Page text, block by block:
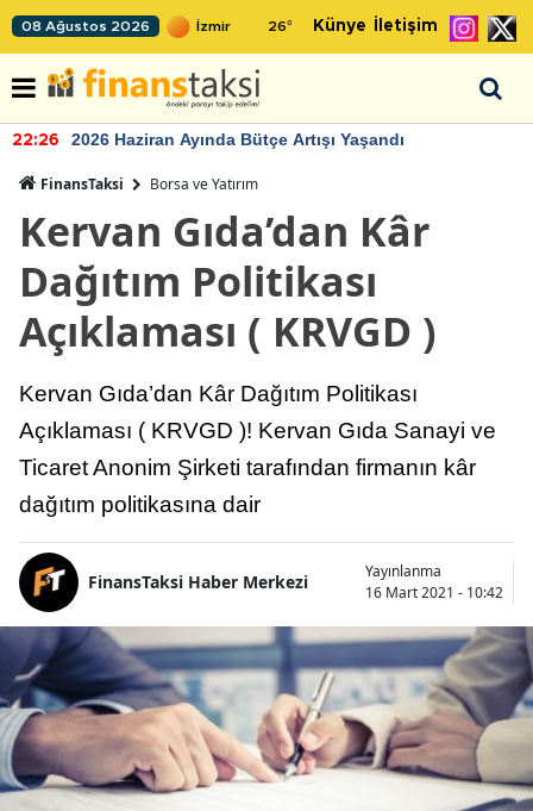
08 Ağustos 2026 26° Künye İletişim
22:26 2026 Haziran Ayında Bütçe Artışı Yaşandı
FinansTaksi Borsa ve Yatırım
Kervan Gıda’dan Kâr
Dağıtım Politikası
Açıklaması ( KRVGD )
Kervan Gıda’dan Kâr Dağıtım Politikası
Açıklaması ( KRVGD )! Kervan Gıda Sanayi ve
Ticaret Anonim Şirketi tarafından firmanın kâr
dağıtım politikasına dair
FinansTaksi Haber Merkezi
Yayınlanma
16 Mart 2021 - 10:42